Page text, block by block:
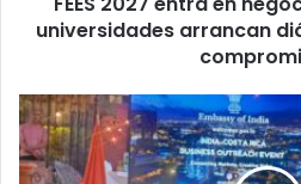
con
compromisos
universidades arrancan
¿TLC
con
India?
Gobierno